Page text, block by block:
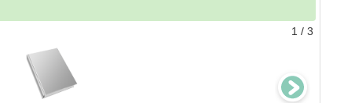
1 / 3